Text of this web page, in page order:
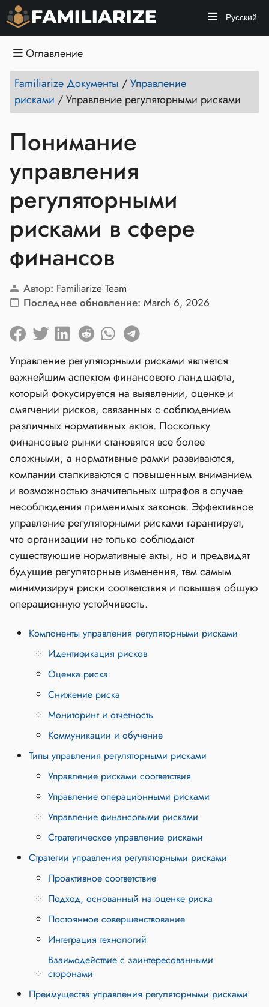
Русский
Оглавление
Familiarize Документы /Управление
рисками /Управление регуляторными рисками
Понимание
управления
регуляторными
рисками в сфере
финансов
Автор: Familiarize Team
Последнее обновление: March 6, 2026
Управление регуляторными рисками является
важнейшим аспектом финансового ландшафта,
который фокусируется на выявлении, оценке и
смягчении рисков, связанных с соблюдением
различных нормативных актов. Поскольку
финансовые рынки становятся все более
сложными, а нормативные рамки развиваются,
компании сталкиваются с повышенным вниманием
и возможностью значительных штрафов в случае
несоблюдения применимых законов. Эффективное
управление регуляторными рисками гарантирует,
что организации не только соблюдают
существующие нормативные акты, но и предвидят
будущие регуляторные изменения, тем самым
минимизируя риски соответствия и повышая общую
операционную устойчивость.
Компоненты управления регуляторными рисками
Идентификация рисков
Оценка риска
Снижение риска
Мониторинг и отчетность
Коммуникации и обучение
Типы управления регуляторными рисками
Управление рисками соответствия
Управление операционными рисками
Управление финансовыми рисками
Стратегическое управление рисками
Стратегии управления регуляторными рисками
Проактивное соответствие
Подход, основанный на оценке риска
Постоянное совершенствование
Интеграция технологий
Взаимодействие с заинтересованными
сторонами
Преимущества управления регуляторными рисками